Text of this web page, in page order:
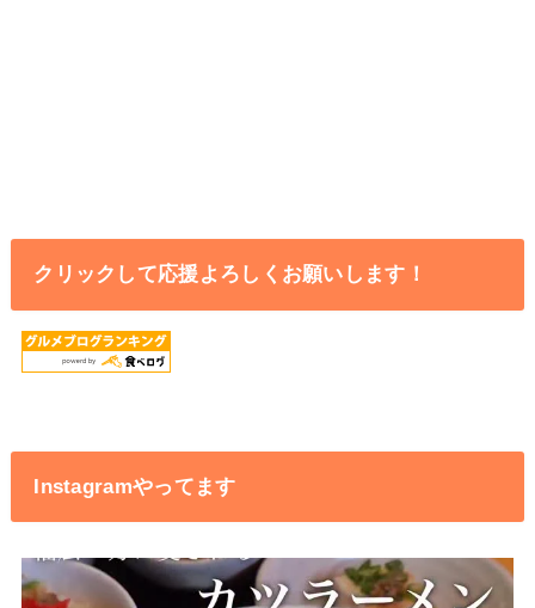
クリックして応援よろしくお願いします！
Instagramやってます